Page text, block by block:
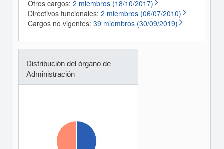
Otros cargos: 2 miembros (18/10/2017)
Directivos funcionales: 2 miembros (06/07/2010)
Cargos no vigentes: 39 miembros (30/09/2019)
Distribución del órgano de
Administración